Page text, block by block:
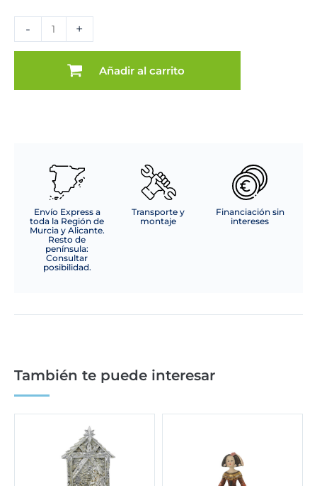
-
CERÁMICA
29CM
cantidad
+
Añadir al carrito
Envío Express a
toda la Región de
Murcia y Alicante.
Resto de
península:
Consultar
posibilidad.
Transporte y
montaje
Financiación sin
intereses
También te puede interesar